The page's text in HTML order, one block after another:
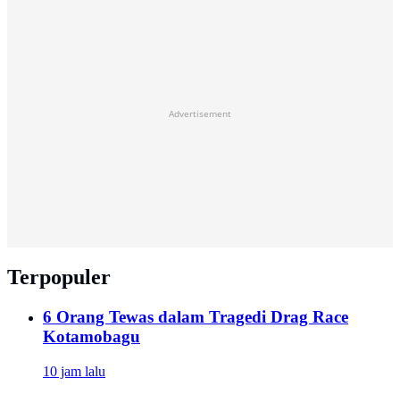
Advertisement
Terpopuler
6 Orang Tewas dalam Tragedi Drag Race
Kotamobagu
10 jam lalu